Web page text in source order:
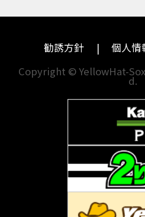
ドゥカティ
勧誘方針
個人情
Copyright © YellowHat-
d.